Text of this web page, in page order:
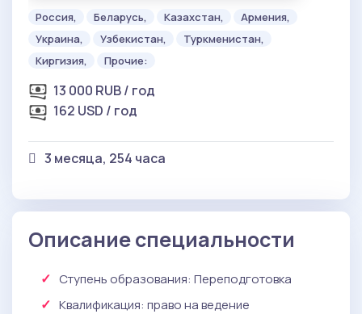
Россия, Беларусь, Казахстан,
Армения,
Украина,
Узбекистан,
Туркменистан,
Киргизия,
Прочие:
13 000 RUB / год
162 USD / год
3 месяца, 254 часа
Описание специальности
Ступень образования: Переподготовка
Квалификация: право на ведение